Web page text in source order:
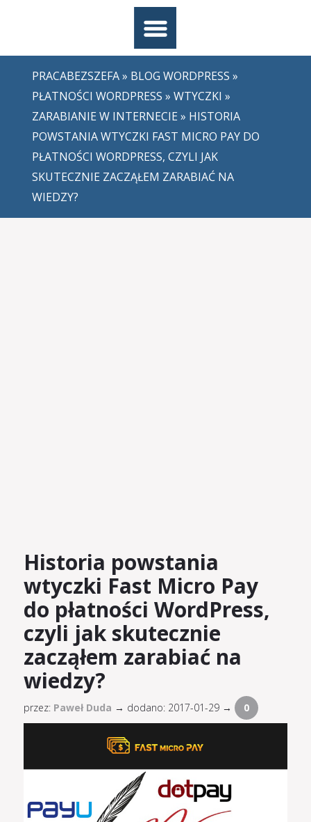
PRACABEZSZEFA» BLOG WORDPRESS »
PŁATNOŚCI WORDPRESS »WTYCZKI »
ZARABIANIE W INTERNECIE » HISTORIA
POWSTANIA WTYCZKI FAST MICRO PAY DO
PŁATNOŚCI WORDPRESS, CZYLI JAK
SKUTECZNIE ZACZĄŁEM ZARABIAĆ NA
WIEDZY?
Historia powstania
wtyczki Fast Micro Pay
do płatności WordPress,
czyli jak skutecznie
zacząłem zarabiać na
wiedzy?
przez: Paweł Duda → dodano: 2017-01-29 → 0